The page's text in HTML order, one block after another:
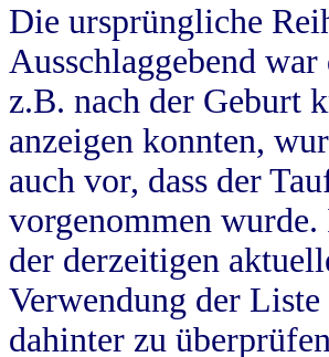
Die ursprüngliche
Ausschlaggebend
z.B. nach der Geburt
anzeigen konnten,
auch vor, dass der
vorgenommen
der derzeitigen
Verwendung der
dahinter zu